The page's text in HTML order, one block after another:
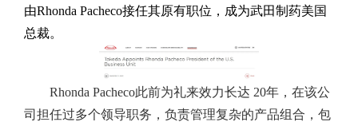
由Rhonda Pacheco接任其原有职位，成为武田制药美国
总裁。
Rhonda Pacheco此前为礼来效力长达 20年，在该公
司担任过多个领导职务，负责管理复杂的产品组合，包